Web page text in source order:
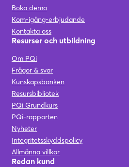
Boka demo
Kom-igång-erbjudande
Kontakta oss
Resurser och utbildning
Om PQi
Frågor & svar
Kunskapsbanken
Resursbibliotek
PQi Grundkurs
PQi-rapporten
Nyheter
Integritetsskyddspolicy
Allmänna villkor
Redan kund